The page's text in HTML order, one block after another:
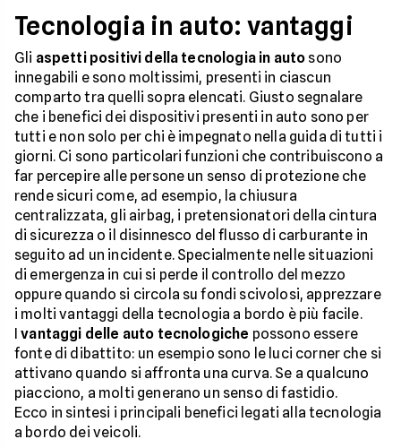
Tecnologia in auto: vantaggi
Gli aspetti positivi della tecnologia in auto sono
innegabili e sono moltissimi, presenti in ciascun
comparto tra quelli sopra elencati. Giusto segnalare
che i benefici dei dispositivi presenti in auto sono per
tutti e non solo per chi è impegnato nella guida di tutti i
giorni. Ci sono particolari funzioni che contribuiscono a
far percepire alle persone un senso di protezione che
rende sicuri come, ad esempio, la chiusura
centralizzata, gli airbag, i pretensionatori della cintura
di sicurezza o il disinnesco del flusso di carburante in
seguito ad un incidente. Specialmente nelle situazioni
di emergenza in cui si perde il controllo del mezzo
oppure quando si circola su fondi scivolosi, apprezzare
i molti vantaggi della tecnologia a bordo è più facile.
Ivantaggi delle auto tecnologiche possono essere
fonte di dibattito: un esempio sono le luci corner che si
attivano quando si affronta una curva. Se a qualcuno
piacciono, a molti generano un senso di fastidio.
Ecco in sintesi i principali benefici legati alla tecnologia
a bordo dei veicoli.